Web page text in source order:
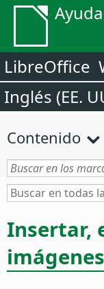
LibreOffice
Inglés (EE.
Contenido
Insertar,